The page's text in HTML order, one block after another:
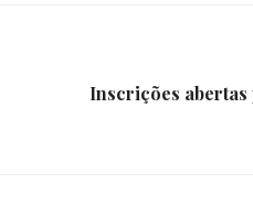
Inscrições